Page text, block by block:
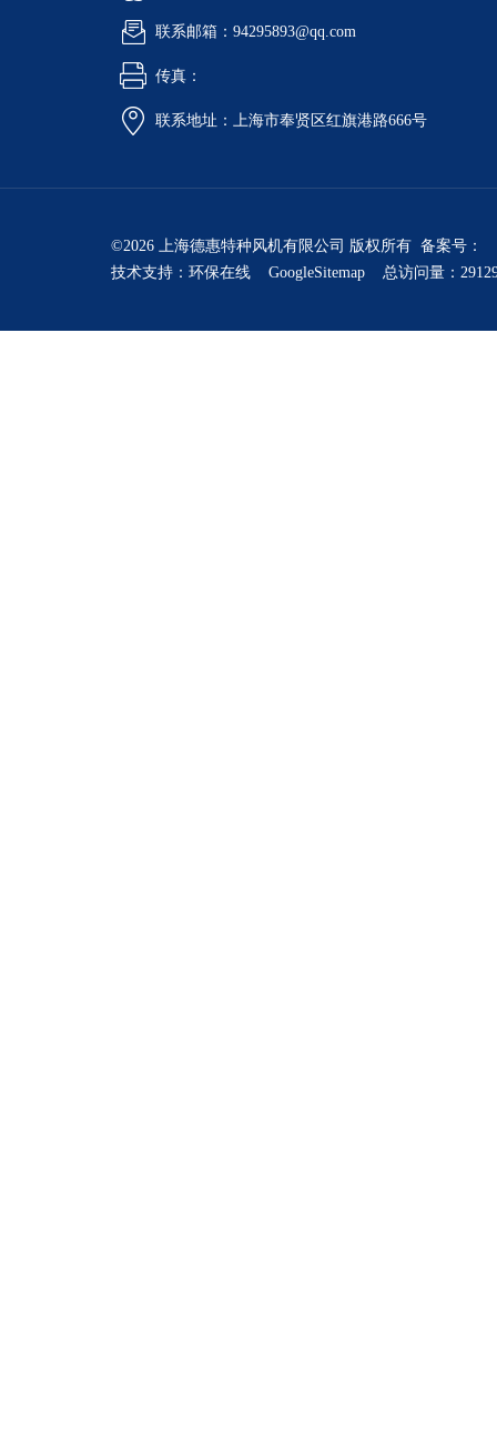
联系邮箱：94295893@qq.com
传真：
联系地址：上海市奉贤区红旗港路666号
©2026 上海德惠特种风机有限公司 版权所有 备案号：
技术支持： 环保在线 GoogleSitemap 总访问量：